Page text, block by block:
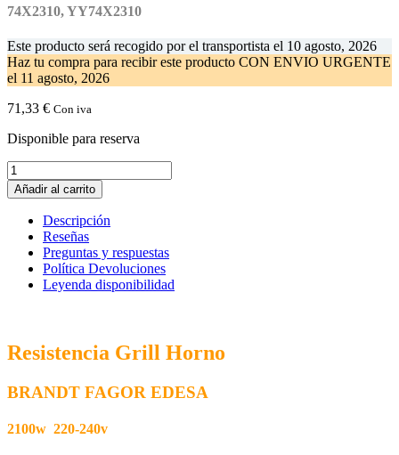
74X2310, YY74X2310
Este producto será recogido por el transportista el 10 agosto, 2026
Haz tu compra para recibir este producto CON ENVIO URGENTE
el 11 agosto, 2026
71,33 € Con iva
Disponible para reserva
Resistencia
Horno
BRANDT
FAGOR
EDESA
2100w
74X2310
cantidad
Añadir al carrito
Descripción
Reseñas
Preguntas y respuestas
Política Devoluciones
Leyenda disponibilidad
Resistencia Grill Horno
BRANDT FAGOR EDESA
2100w 220-240v